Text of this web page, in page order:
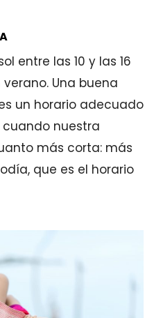
entre las 10 y las 16
Una buena
un horario adecuado
cuando nuestra
más corta: más
que es el horario